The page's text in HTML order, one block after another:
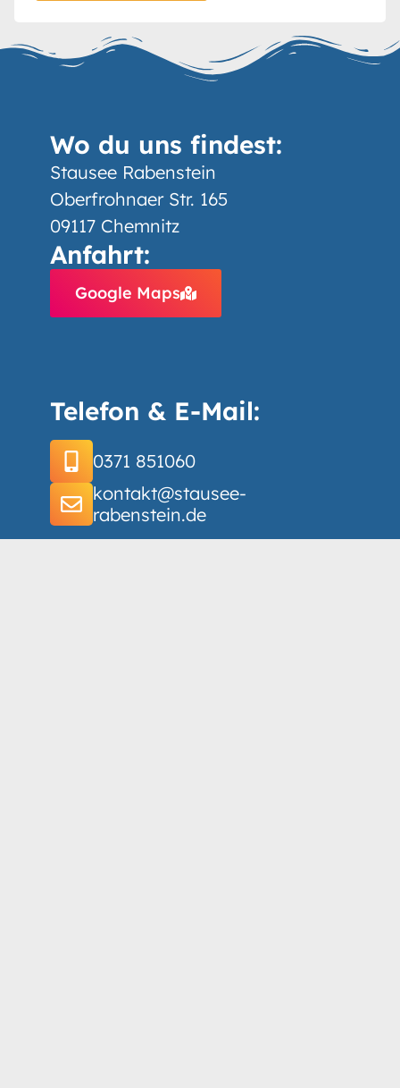
Telefon & E-Mail:
0371 851060
kontakt@stausee-
rabenstein.de
Wo du uns findest:
Stausee Rabenstein
Oberfrohnaer Str. 165
09117 Chemnitz
Anfahrt:
Google Maps